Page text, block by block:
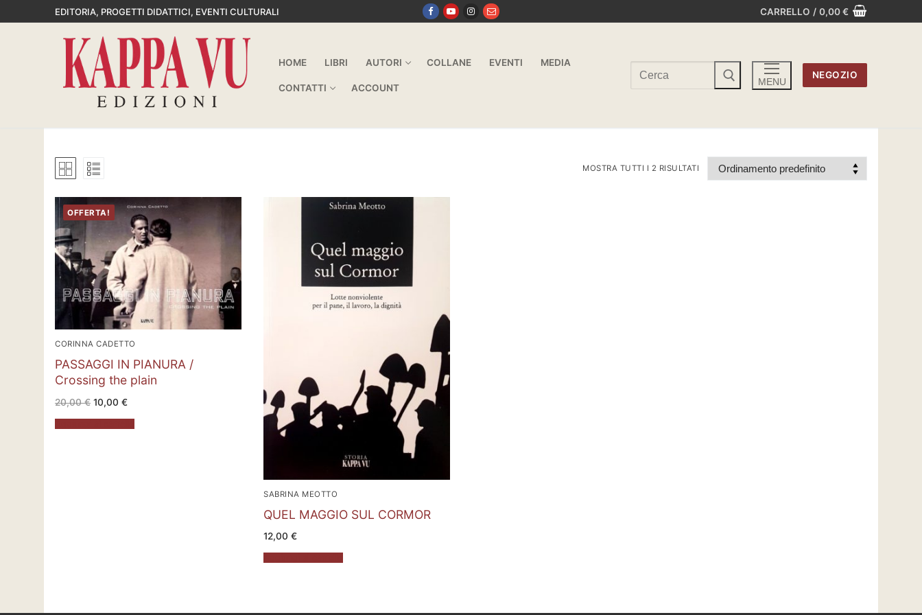
al
EDITORIA, PROGETTI DIDATTICI, EVENTI CULTURALI CARRELLO / 0,00€
HOME LIBRI AUTORI COLLANE EVENTI MEDIA
CONTATTI ACCOUNT
Cerca:
MENU
NEGOZIO
MOSTRA TUTTI I 2 RISULTATI
OFFERTA!
CORINNA CADETTO
PASSAGGI IN PIANURA /
Crossing the plain
20,00€ Il
prezzo
originale
era:
10,00 €Il
attuale
è:
SABRINA MEOTTO
QUEL MAGGIO SUL CORMOR
12,00 €